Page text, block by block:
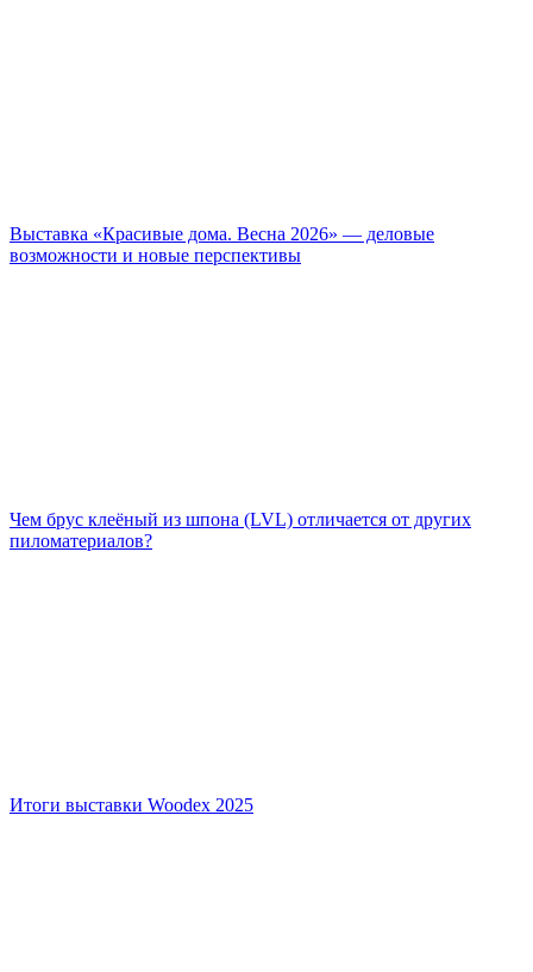
Выставка «Красивые дома. Весна 2026» — деловые
возможности и новые перспективы
Чем брус клеёный из шпона (LVL) отличается от других
пиломатериалов?
Итоги выставки Woodex 2025